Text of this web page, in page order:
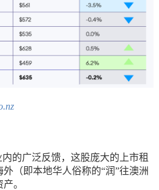
的广泛反馈，这股庞大的上市租
（即本地华人俗称的“润”往澳洲
。